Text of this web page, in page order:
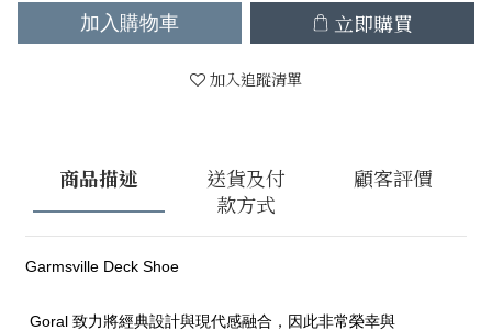
加入購物車 立即購買
加入追蹤清單
商品描述
送貨及付
款方式
顧客評價
Garmsville Deck Shoe
Goral 致力將經典設計與現代感融合，因此非常榮幸與